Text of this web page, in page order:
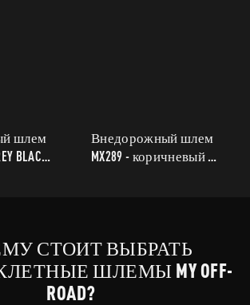
шлем
BLACK
Внедорожный шлем
MX289 - коричневый с
СТОИТ ВЫБРАТЬ
ШЛЕМЫ MY OFF-
ROAD?